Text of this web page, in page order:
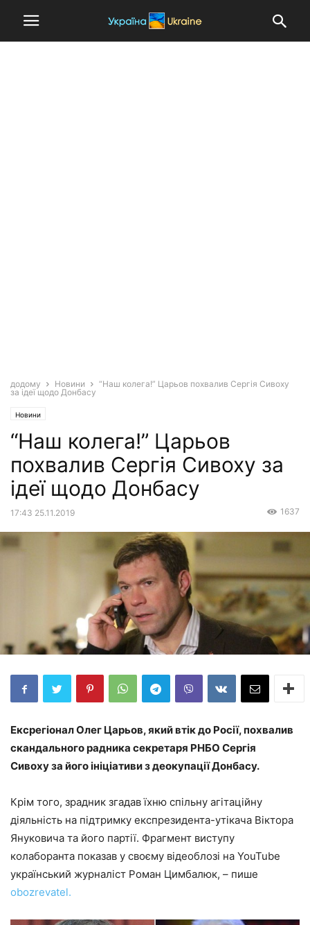
додому Новини
“Наш колега!” Царьов похвалив Сергія Сивоху
за ідеї щодо Донбасу
Новини
“Наш колега!” Царьов
похвалив Сергія Сивоху за
ідеї щодо Донбасу
17:43 25.11.2019 1637
Ексрегіонал Олег Царьов, який втік до Росії, похвалив
скандального радника секретаря РНБО Сергія
Сивоху за його ініціативи з деокупації Донбасу.
Крім того, зрадник згадав їхню спільну агітаційну
діяльність на підтримку експрезидента-утікача Віктора
Януковича та його партії. Фрагмент виступу
колаборанта показав у своєму відеоблозі на YouTube
український журналіст Роман Цимбалюк, – пише
obozrevatel.